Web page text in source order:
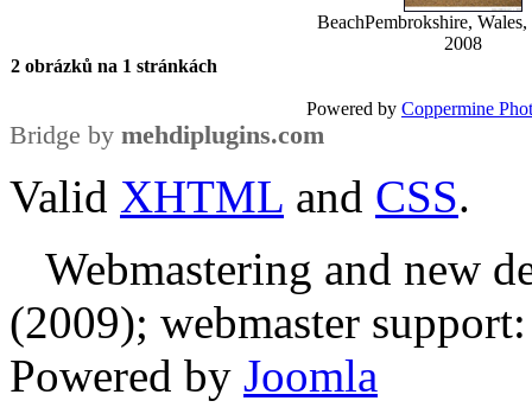
BeachPembrokshire,
2008
2 obrázků na 1 stránkách
Powered by Coppermine
Bridge by mehdiplugins.com
Valid XHTML and CSS.
Webmastering and new
(2009); webmaster
Powered by Joomla